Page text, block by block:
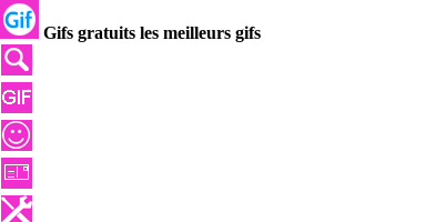
Gifs gratuits les meilleurs gifs